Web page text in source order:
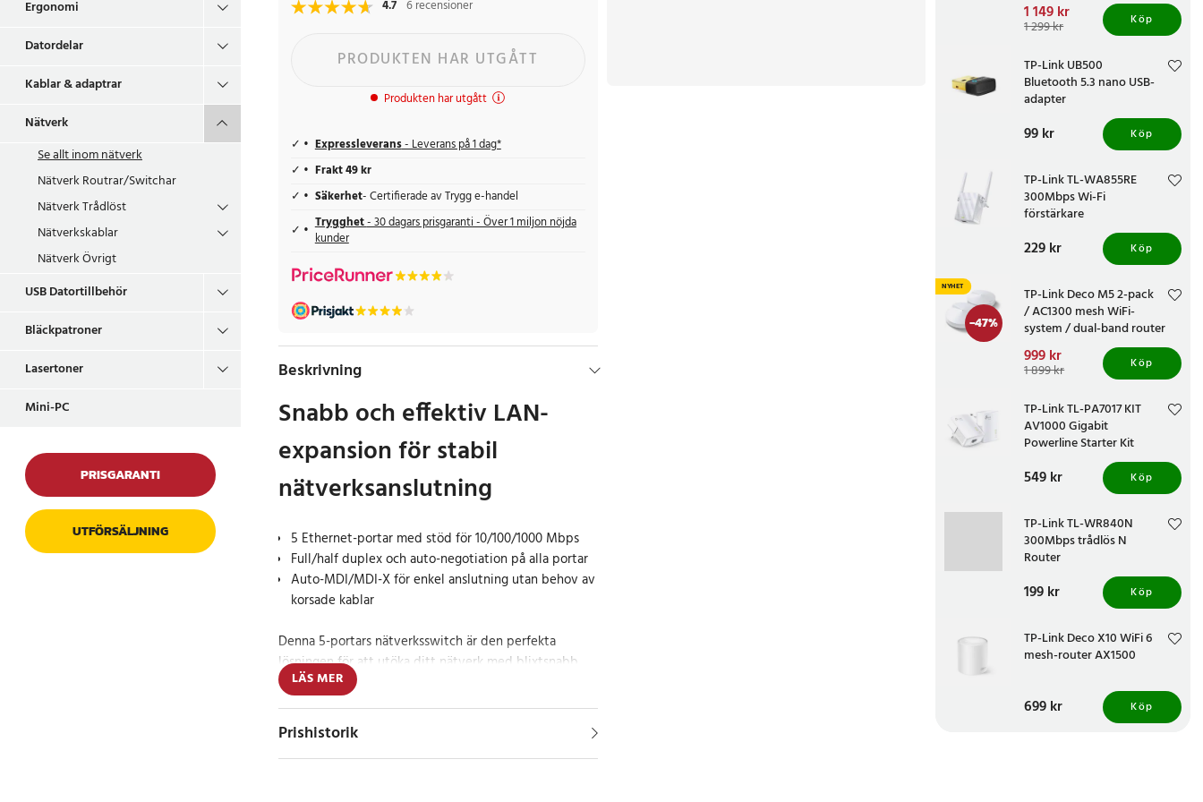
Ergonomi
Datordelar
Kablar & adaptrar
Nätverk
Se allt inomnätverk
Nätverk Routrar/Switchar
Nätverk Trådlöst
Nätverkskablar
Nätverk Övrigt
USB Datortillbehör
Bläckpatroner
Lasertoner
Mini-PC
PRISGARANTI
UTFÖRSÄLJNING
4.7 6 recensioner
PRODUKTEN HAR UTGÅTT
Produkten har utgått
Expressleverans- Leverans på 1 dag*
Frakt 49 kr
Säkerhet- Certifierade av Trygg e-handel
Trygghet- 30 dagars prisgaranti - Över 1 miljon nöjda
kunder
Beskrivning
Snabb och effektiv LAN-
expansion för stabil
nätverksanslutning
5 Ethernet-portar med stöd för 10/100/1000 Mbps
Full/half duplex och auto-negotiation på alla portar
Auto-MDI/MDI-X för enkel anslutning utan behov av
korsade kablar
Denna 5-portars nätverksswitch är den perfekta
lösningen för att utöka ditt nätverk med blixtsnabb
Gigabit-hastighet. Med stöd för hastigheter på upp till
1000 Mbps kan du enkelt maximera din
internetanslutning och få en snabbare och stabilare
nätverksupplevelse, perfekt för både hem och kontor.
LÄS MER
Prishistorik
Nuvarande pris:
1 149 krTidigare pris:1 299 kr
1 149 kr
1 299 kr Köp
TP-Link UB500
Bluetooth 5.3 nano USB-
adapter
Pris:99 kr
99 kr Köp
TP-Link TL-WA855RE
300Mbps Wi-Fi
förstärkare
Pris:229 kr
229 kr Köp
-47%
NYHET
TP-Link Deco M5 2-pack
/ AC1300 mesh WiFi-
system / dual-band router
för heltäckande hemnätverk
Nuvarande pris:
999 krTidigare pris :1 899 kr
999 kr
1 899 kr Köp
TP-Link TL-PA7017 KIT
AV1000 Gigabit
Powerline Starter Kit
Pris:549 kr
549 kr Köp
TP-Link TL-WR840N
300Mbps trådlös N
Router
Pris :199 kr
199 kr Köp
TP-Link Deco X10 WiFi 6
mesh-router AX1500
Pris:699 kr
699 kr Köp